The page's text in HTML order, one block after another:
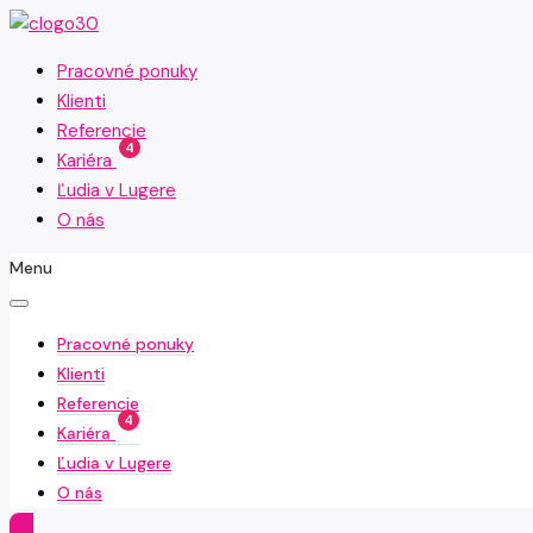
Pracovné ponuky
Klienti
Referencie
Kariéra
4
Ľudia v Lugere
O nás
Menu
Pracovné ponuky
Klienti
Referencie
Kariéra
4
Ľudia v Lugere
O nás